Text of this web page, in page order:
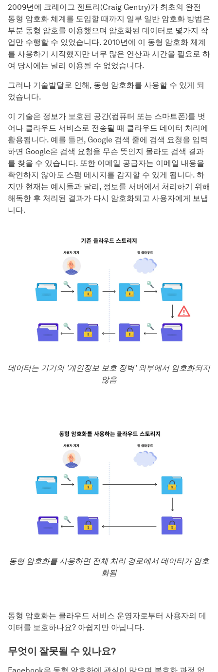
2009년에 크레이그 젠트리(Craig Gentry)가 최초의 완전
동형 암호화 체계를 도입할 때까지 일부 일반 암호화 방법은
부분 동형 암호를 이용했으며 암호화된 데이터로 몇가지 작
업만 수행할 수 있었습니다. 2010년에 이 동형 암호화 체계
를 사용하기 시작했지만 너무 많은 연산과 시간을 필요로 하
여 당시에는 널리 이용될 수 없었습니다.
그러나 기술발달로 인해, 동형 암호화를 사용할 수 있게 되
었습니다.
이 기술은 정보가 보호된 공간(컴퓨터 또는 스마트폰)를 벗
어나 클라우드 서비스로 전송될 때 클라우드 데이터 처리에
활용됩니다. 예를 들면, Google 검색 줄에 검색 요청을 입력
하면 Google은 검색 요청을 무슨 뜻인지 몰라도 검색 결과
를 찾을 수 있습니다. 또한 이메일 공급자는 이메일 내용을
확인하지 않아도 스팸 메시지를 감지할 수 있게 됩니다. 하
지만 현재는 예시들과 달리, 정보를 서버에서 처리하기 위해
해독한 후 처리된 결과가 다시 암호화되고 사용자에게 보냅
니다.
데이터는 기기의 '개인정보 보호 장벽' 외부에서 암호화되지
않음
동형 암호화를 사용하면 전체 처리 경로에서 데이터가 암호
화됨
동형 암호화는 클라우드 서비스 운영자로부터 사용자의 데
이터를 보호하나요? 아쉽지만 아닙니다.
무엇이 잘못될 수 있나요?
Facebook은 동형 암호화에 관심이 많으며 복호화 과정 없